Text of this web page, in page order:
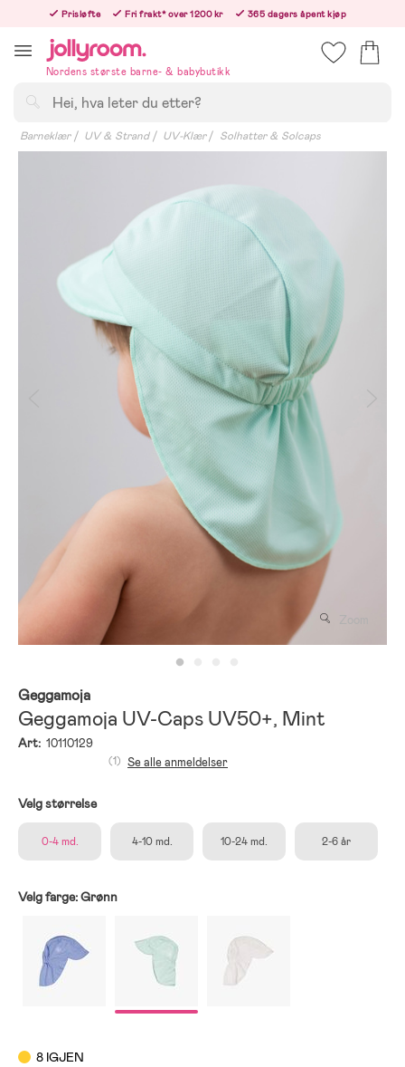
innehållet
Prisløfte Fri frakt* over 1200 kr
365 dagers åpent kjøp
Nordens største barne- & babybutikk
Barneklær UV & Strand UV-Klær Solhatter & Solcaps
Geggamoja
Geggamoja UV-Caps UV50+, Mint
Art: 10110129
(1) Se alle anmeldelser
Velg størrelse
0-4 md. 4-10 md. 10-24 md. 2-6 år
Velg farge:Grønn
8 IGJEN